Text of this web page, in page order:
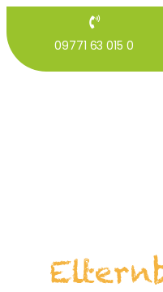
09771 63 015 0